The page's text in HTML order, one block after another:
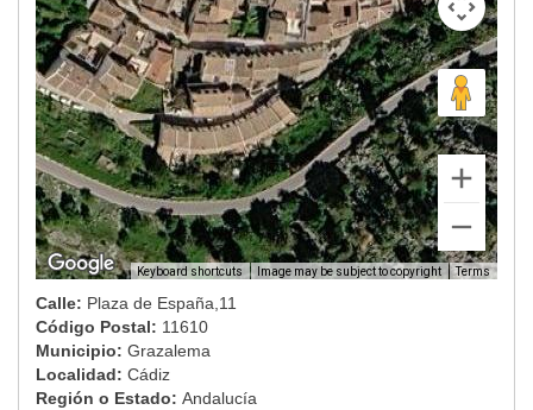
Keyboard shortcuts Image may be subject to copyright Terms
Calle: Plaza de España,11
Código Postal: 11610
Municipio: Grazalema
Localidad: Cádiz
Región o Estado: Andalucía